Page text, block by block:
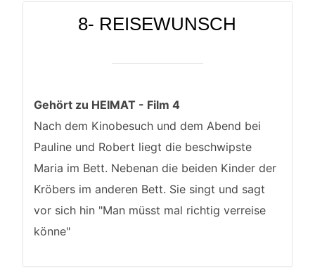
8- REISEWUNSCH
Gehört zu HEIMAT - Film 4
Nach dem Kinobesuch und dem Abend bei
Pauline und Robert liegt die beschwipste
Maria im Bett. Nebenan die beiden Kinder der
Kröbers im anderen Bett. Sie singt und sagt
vor sich hin "Man müsst mal richtig verreise
könne"